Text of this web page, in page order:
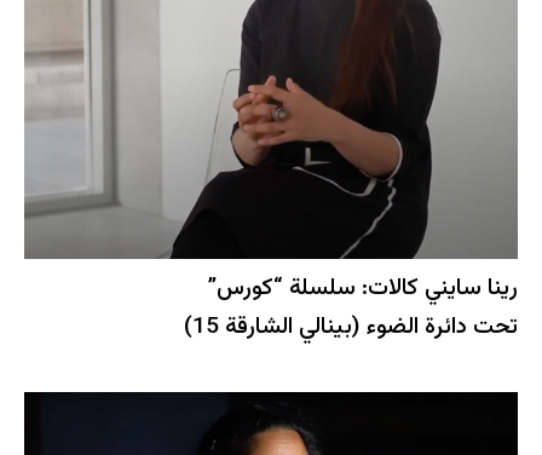
رينا سايني كالات: سلسلة “كورس”
تحت دائرة الضوء (بينالي الشارقة 15)